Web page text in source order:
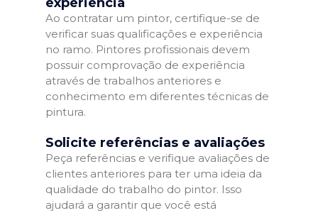
Ao contratar um pintor, certifique-se de
verificar suas qualificações e experiência
no ramo. Pintores profissionais devem
possuir comprovação de experiência
através de trabalhos anteriores e
conhecimento em diferentes técnicas de
pintura.
Solicite referências e avaliações
Peça referências e verifique avaliações de
clientes anteriores para ter uma ideia da
qualidade do trabalho do pintor. Isso
ajudará a garantir que você está